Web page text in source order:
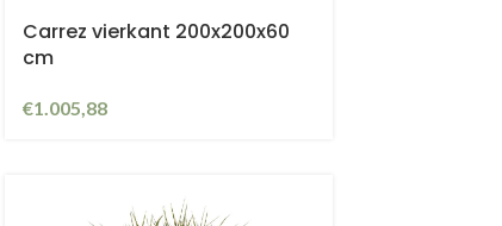
Carrez vierkant 200x200x60
cm
€1.005,88